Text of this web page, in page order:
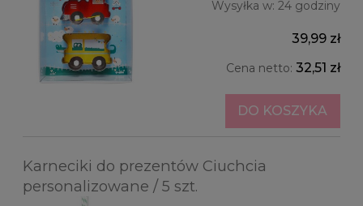
Wysyłka w: 24 godziny
39,99 zł
Cena netto: 32,51 zł
DO KOSZYKA
Karneciki do prezentów Ciuchcia
personalizowane / 5 szt.